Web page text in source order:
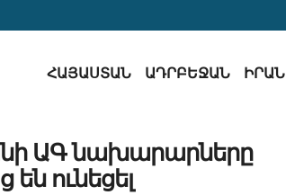
ՀԱՅԱՍՏԱՆ ԱԴՐԲԵՋԱՆ ԻՐԱՆ
ԱԳ նախարարները
ունեցել